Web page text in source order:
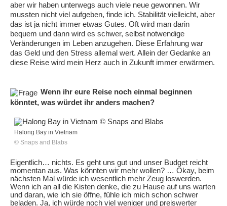
aber wir haben unterwegs auch viele neue gewonnen. Wir
mussten nicht viel aufgeben, finde ich. Stabilität vielleicht, aber
das ist ja nicht immer etwas Gutes. Oft wird man darin
bequem und dann wird es schwer, selbst notwendige
Veränderungen im Leben anzugehen. Diese Erfahrung war
das Geld und den Stress allemal wert. Allein der Gedanke an
diese Reise wird mein Herz auch in Zukunft immer erwärmen.
Wenn ihr eure Reise noch einmal beginnen
könntet, was würdet ihr anders machen?
Halong Bay in Vietnam
© Snaps and Blabs
Eigentlich… nichts. Es geht uns gut und unser Budget reicht
momentan aus. Was könnten wir mehr wollen? … Okay, beim
nächsten Mal würde ich wesentlich mehr Zeug loswerden.
Wenn ich an all die Kisten denke, die zu Hause auf uns warten
und daran, wie ich sie öffne, fühle ich mich schon schwer
beladen. Ja, ich würde noch viel weniger und preiswerter